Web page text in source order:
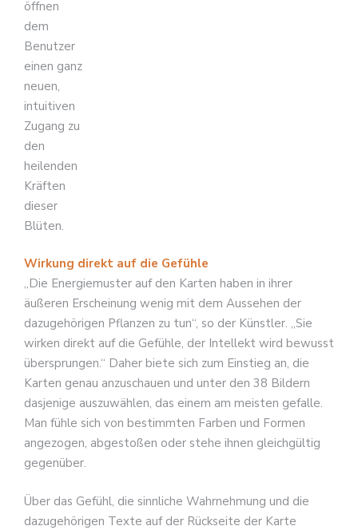
öffnen
dem
Benutzer
einen ganz
neuen,
intuitiven
Zugang zu
den
heilenden
Kräften
dieser
Blüten.
Wirkung direkt auf die Gefühle
„Die Energiemuster auf den Karten haben in ihrer
äußeren Erscheinung wenig mit dem Aussehen der
dazugehörigen Pflanzen zu tun“, so der Künstler. „Sie
wirken direkt auf die Gefühle, der Intellekt wird bewusst
übersprungen.“ Daher biete sich zum Einstieg an, die
Karten genau anzuschauen und unter den 38 Bildern
dasjenige auszuwählen, das einem am meisten gefalle.
Man fühle sich von bestimmten Farben und Formen
angezogen, abgestoßen oder stehe ihnen gleichgültig
gegenüber.
Über das Gefühl, die sinnliche Wahrnehmung und die
dazugehörigen Texte auf der Rückseite der Karte